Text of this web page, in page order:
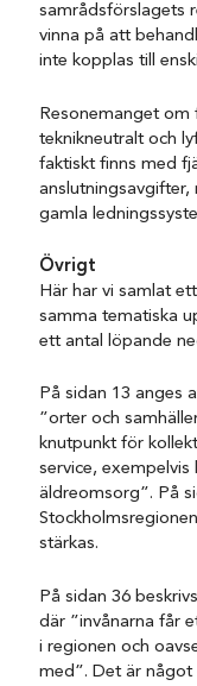
samrådsförslagets
vinna på att
inte kopplas till
Resonemanget om
teknikneutralt och
faktiskt finns med
anslutningsavgifter,
gamla
Övrigt
Här har vi samlat
samma tematiska
ett antal löpande
På sidan 13 anges
”orter och
knutpunkt för
service,
äldreomsorg”. På
stärkas.
På sidan 36
där ”invånarna får
i regionen och
med”. Det är